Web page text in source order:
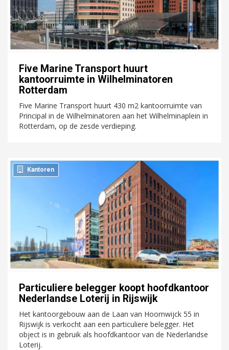
Five Marine Transport huurt
kantoorruimte in Wilhelminatoren
Rotterdam
Five Marine Transport huurt 430 m2 kantoorruimte van
Principal in de Wilhelminatoren aan het Wilhelminaplein in
Rotterdam, op de zesde verdieping.
Kantoren
Particuliere belegger koopt hoofdkantoor
Nederlandse Loterij in Rijswijk
Het kantoorgebouw aan de Laan van Hoornwijck 55 in
Rijswijk is verkocht aan een particuliere belegger. Het
object is in gebruik als hoofdkantoor van de Nederlandse
Loterij.